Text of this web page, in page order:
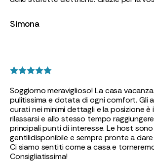
Simona
Soggiorno meraviglioso! La casa
pulitissima e dotata di ogni comfort. Gli
curati nei minimi dettagli e la posizione è
rilassarsi e allo stesso tempo
principali punti di interesse. Le host
gentilidisponibile e sempre pronte a
Ci siamo sentiti come a casa e
Consigliatissima!